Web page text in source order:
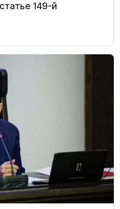
149-й